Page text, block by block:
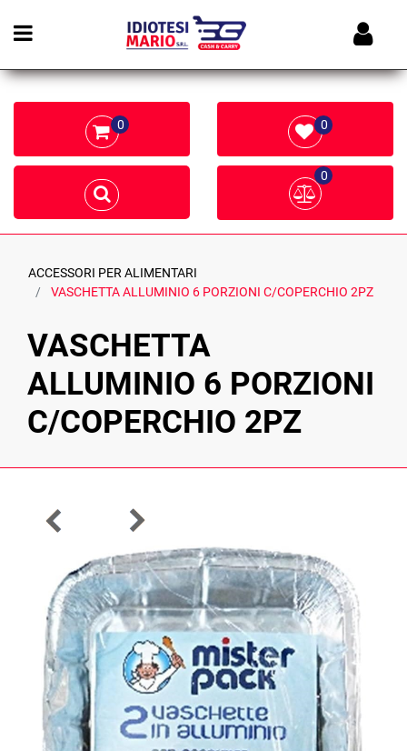
Open menu
0 0
0
ACCESSORI PER ALIMENTARI
VASCHETTA ALLUMINIO 6 PORZIONI C/COPERCHIO 2PZ
VASCHETTA
ALLUMINIO 6 PORZIONI
C/COPERCHIO 2PZ